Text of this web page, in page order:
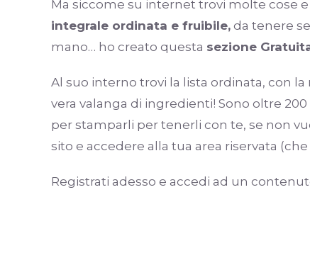
Ma siccome su internet trovi molte cose e
integrale ordinata e fruibile,da tenere
mano… ho creato questa sezione
Al suo interno trovi la lista ordinata, con la
vera valanga di ingredienti! Sono oltre
per stamparli per tenerli con te, se non
sito e accedere alla tua area riservata
Registrati adesso e accedi ad un